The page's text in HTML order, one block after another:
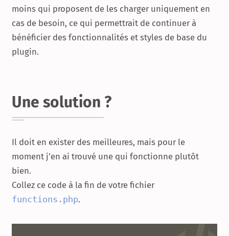
moins qui proposent de les charger uniquement en
cas de besoin, ce qui permettrait de continuer à
bénéficier des fonctionnalités et styles de base du
plugin.
Une solution ?
Il doit en exister des meilleures, mais pour le
moment j’en ai trouvé une qui fonctionne plutôt
bien.
Collez ce code à la fin de votre fichier
functions.php.